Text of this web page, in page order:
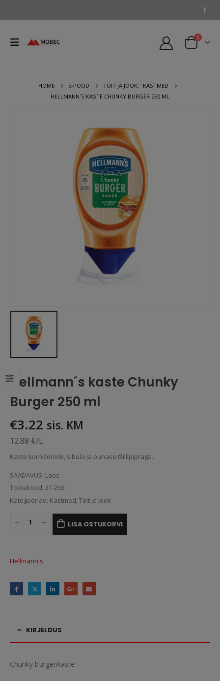
0
HOME E-POOD TOIT JA JOOK,
KASTMED
HELLMANN´S KASTE CHUNKY BURGER 250 ML
Hellmann´s kaste Chunky
Burger 250 ml
€3.22 sis. KM
12.88 €/L
Kaste kornišonide, sibula ja punase tšillipipraga.
SAADAVUS: Laos
Tootekood: 31-256
Kategooriad: Kastmed, Toit ja jook
LISA OSTUKORVI
Hellmann's
KIRJELDUS
Chunky burgerikaste